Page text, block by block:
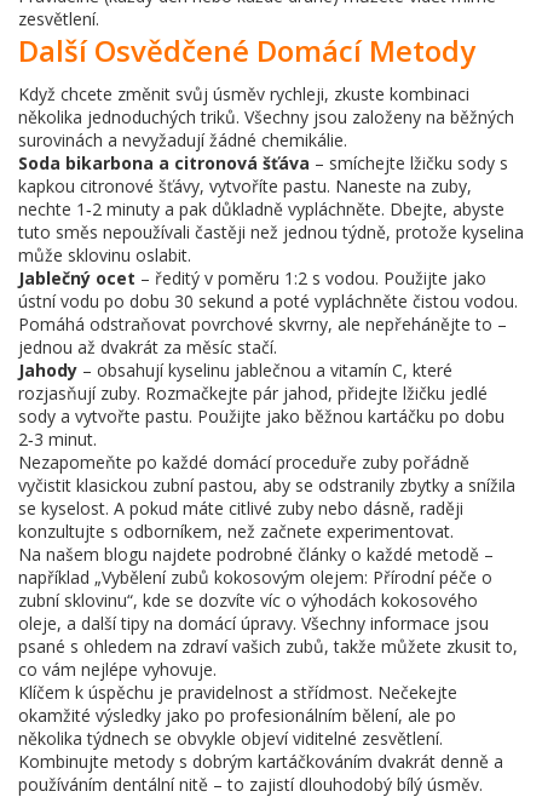
zesvětlení.
Další Osvědčené Domácí Metody
Když chcete změnit svůj úsměv rychleji, zkuste kombinaci
několika jednoduchých triků. Všechny jsou založeny na běžných
surovinách a nevyžadují žádné chemikálie.
Soda bikarbona a citronová šťáva – smíchejte lžičku sody s
kapkou citronové šťávy, vytvoříte pastu. Naneste na zuby,
nechte 1‑2 minuty a pak důkladně vypláchněte. Dbejte, abyste
tuto směs nepoužívali častěji než jednou týdně, protože kyselina
může sklovinu oslabit.
Jablečný ocet – ředitý v poměru 1:2 s vodou. Použijte jako
ústní vodu po dobu 30 sekund a poté vypláchněte čistou vodou.
Pomáhá odstraňovat povrchové skvrny, ale nepřehánějte to –
jednou až dvakrát za měsíc stačí.
Jahody – obsahují kyselinu jablečnou a vitamín C, které
rozjasňují zuby. Rozmačkejte pár jahod, přidejte lžičku jedlé
sody a vytvořte pastu. Použijte jako běžnou kartáčku po dobu
2‑3 minut.
Nezapomeňte po každé domácí proceduře zuby pořádně
vyčistit klasickou zubní pastou, aby se odstranily zbytky a snížila
se kyselost. A pokud máte citlivé zuby nebo dásně, raději
konzultujte s odborníkem, než začnete experimentovat.
Na našem blogu najdete podrobné články o každé metodě –
například „Vybělení zubů kokosovým olejem: Přírodní péče o
zubní sklovinu“, kde se dozvíte víc o výhodách kokosového
oleje, a další tipy na domácí úpravy. Všechny informace jsou
psané s ohledem na zdraví vašich zubů, takže můžete zkusit to,
co vám nejlépe vyhovuje.
Klíčem k úspěchu je pravidelnost a střídmost. Nečekejte
okamžité výsledky jako po profesionálním bělení, ale po
několika týdnech se obvykle objeví viditelné zesvětlení.
Kombinujte metody s dobrým kartáčkováním dvakrát denně a
používáním dentální nitě – to zajistí dlouhodobý bílý úsměv.